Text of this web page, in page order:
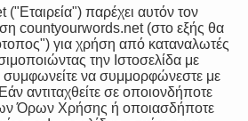
παρέχει αυτόν τον
countyourwords.net (στο εξής θα
για χρήση από καταναλωτές
την Ιστοσελίδα με
να συμμορφώνεστε με
αντιταχθείτε σε οποιονδήποτε
Όρων Χρήσης ή οποιασδήποτε